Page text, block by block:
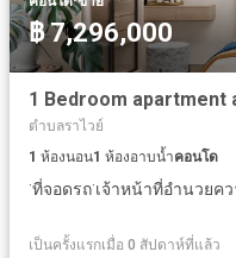
฿ 7,296,000
1 Bedroom apartment
ตำบลราไวย์
1 ห้องนอน1 ห้องอาบน้ำคอนโด
·ที่จอดรถ·เจ้าหน้าที่อำนวยค
เป็นครั้งแรกเมื่อ 0 สัปดาห์ที่แล้ว